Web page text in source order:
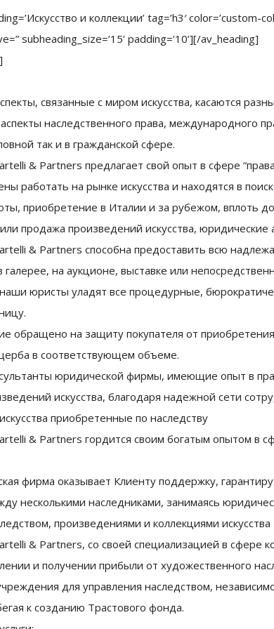
и коллекции’ tag=’h3′
subheading_size=’15’ padding=’10’][/av_heading]
связанные с миром искусства, касаются
наследственного права, международного
так и в гражданской сфере.
& Partners предлагает свой опыт в сфере
работать на рынке искусства и находятся в
приобретение в Италии и за рубежом, вплоть
продажа произведений искусства, юридические
& Partners способна предоставить всю
на аукционе, выставке или
юристы уладят все процедурные,
обращено на защиту покупателя от
в соответствующем объеме.
юридической фирмы, имеющие опыт в
искусства, благодаря надежной сети
приобретенные по наследству
& Partners гордится своим богатым опытом в
фирма оказывает Клиенту поддержку,
несколькими наследниками, занимаясь
произведениями и коллекциями искусства
& Partners, со своей специализацией в сфере
и получении прибыли от художественного
для управления наследством,
к созданию Трастового фонда.